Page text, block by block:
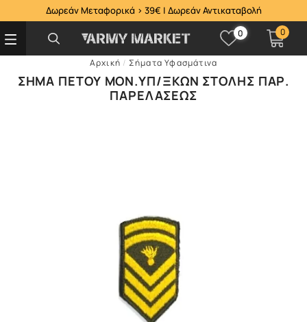
Δωρεάν Μεταφορικά > 39€ | Δωρεάν Αντικαταβολή
0 0
Αρχική / Σήματα Υφασμάτινα
ΣΉΜΑ ΠΈΤΟΥ ΜΟΝ.ΥΠ/ΞΚΏΝ ΣΤΟΛΉΣ ΠΑΡ.
ΠΑΡΕΛΆΣΕΩΣ